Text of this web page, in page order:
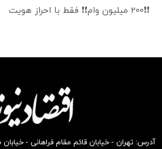
❗❗200 میلیون وام❗❗ فقط با احراز هویت
آدرس: تهران - خیابان قائم مقام فراهانی -